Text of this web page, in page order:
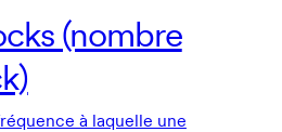
(nombre
à laquelle une